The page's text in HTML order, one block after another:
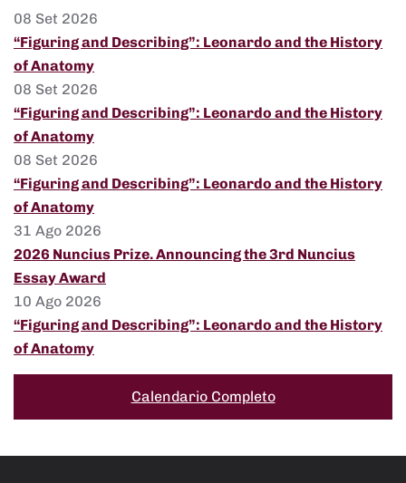
08 Set 2026
“Figuring and Describing”: Leonardo and the History
of Anatomy
08 Set 2026
“Figuring and Describing”: Leonardo and the History
of Anatomy
08 Set 2026
“Figuring and Describing”: Leonardo and the History
of Anatomy
31 Ago 2026
2026 Nuncius Prize. Announcing the 3rd Nuncius
Essay Award
10 Ago 2026
“Figuring and Describing”: Leonardo and the History
of Anatomy
Calendario Completo